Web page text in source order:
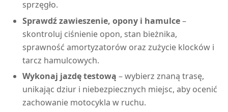
sprzęgło.
Sprawdź zawieszenie, opony i hamulce–
skontroluj ciśnienie opon, stan bieżnika,
sprawność amortyzatorów oraz zużycie klocków i
tarcz hamulcowych.
Wykonaj jazdę testową – wybierz znaną trasę,
unikając dziur i niebezpiecznych miejsc, aby ocenić
zachowanie motocykla w ruchu.